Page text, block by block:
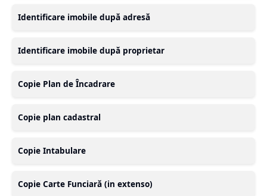
Identificare imobile după adresă
Identificare imobile după proprietar
Copie Plan de Încadrare
Copie plan cadastral
Copie Intabulare
Copie Carte Funciară (in extenso)